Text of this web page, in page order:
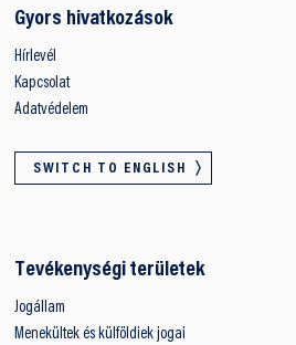
Gyors hivatkozások
Hírlevél
Kapcsolat
Adatvédelem
SWITCH TO ENGLISH
Tevékenységi területek
Jogállam
Menekültek és külföldiek jogai